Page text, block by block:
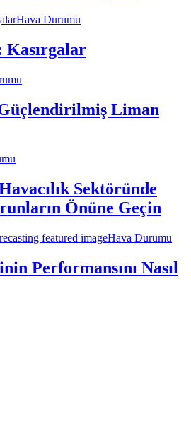
Hava Durumu
Kasırgalar
Liman
Sektöründe
Önüne Geçin
Hava Durumu
Performansını Nasıl